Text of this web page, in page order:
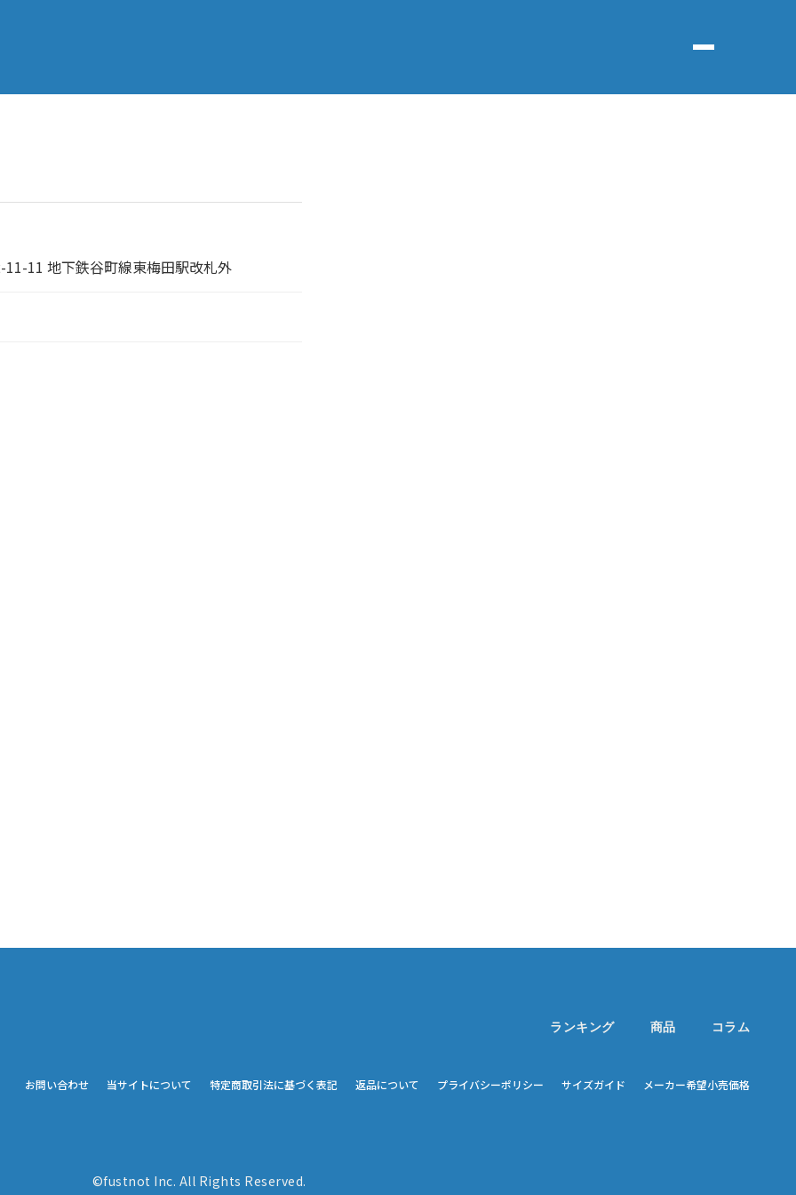
11 地下鉄谷町線東梅田駅改札外
ランキング 商品 コラム
お問い合わせ 当サイトについて 特定商取引法に基づく表記 返品について プライバシーポリシー サイズガイド メーカー希望小売価格
©fustnot Inc. All Rights Reserved.